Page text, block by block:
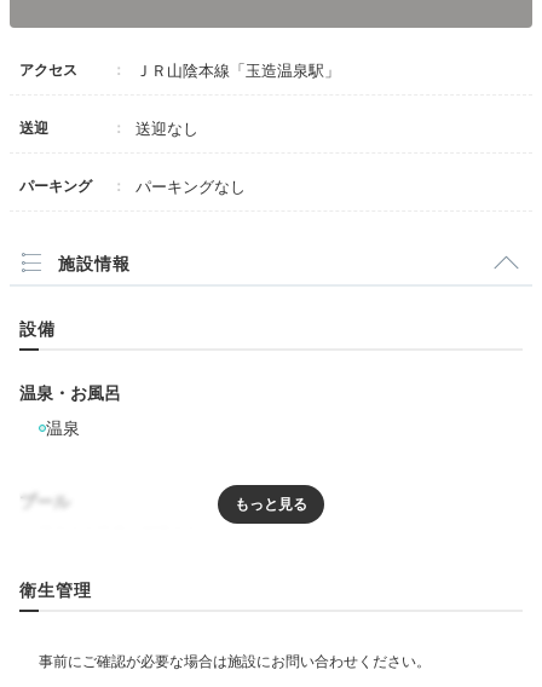
アクセス ＪＲ山陰本線「玉造温泉駅」
送迎 送迎なし
パーキング パーキングなし
施設情報
設備
温泉・お風呂
温泉
プール
リラクゼーション
衛生管理